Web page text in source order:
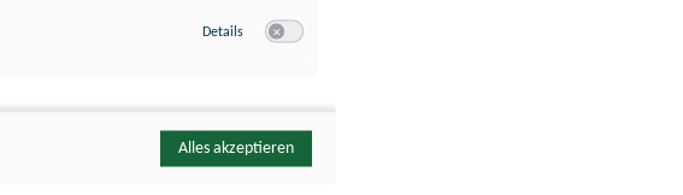
Details zu YouTube
Alles akzeptieren